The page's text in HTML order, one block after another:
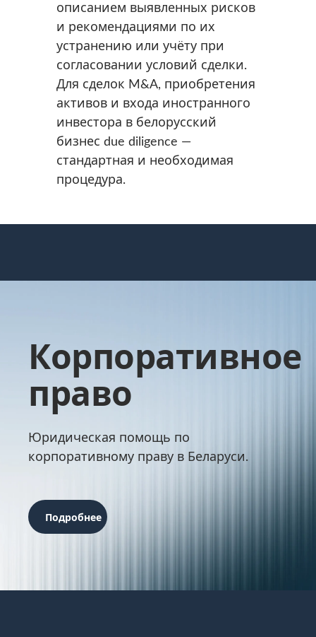
описанием выявленных рисков
и рекомендациями по их
устранению или учёту при
согласовании условий сделки.
Для сделок M&A, приобретения
активов и входа иностранного
инвестора в белорусский
бизнес due diligence —
стандартная и необходимая
процедура.
Корпоративное
право
Юридическая помощь по
корпоративному праву в Беларуси.
Подробнее